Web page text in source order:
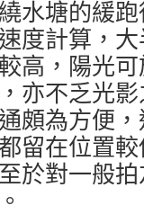
水塘的緩
度計算，
高，陽光
亦不乏光
頗為方便
留在位置
於對一般